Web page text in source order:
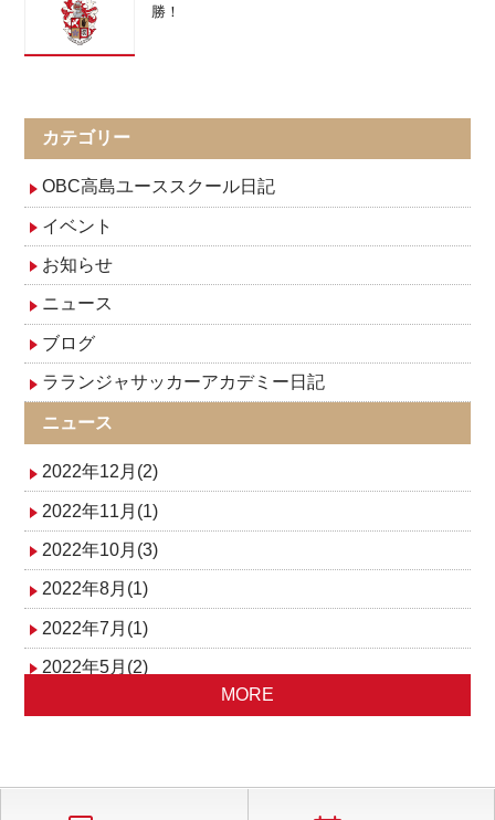
勝！
カテゴリー
OBC高島ユーススクール日記
イベント
お知らせ
ニュース
ブログ
ラランジャサッカーアカデミー日記
ニュース
2022年12月(2)
2022年11月(1)
2022年10月(3)
2022年8月(1)
2022年7月(1)
2022年5月(2)
MORE